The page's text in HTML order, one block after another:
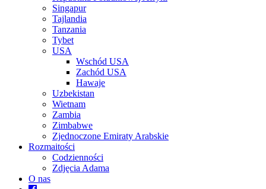
Singapur
Tajlandia
Tanzania
Tybet
USA
Wschód USA
Zachód USA
Hawaje
Uzbekistan
Wietnam
Zambia
Zimbabwe
Zjednoczone Emiraty Arabskie
Rozmaitości
Codzienności
Zdjęcia Adama
O nas